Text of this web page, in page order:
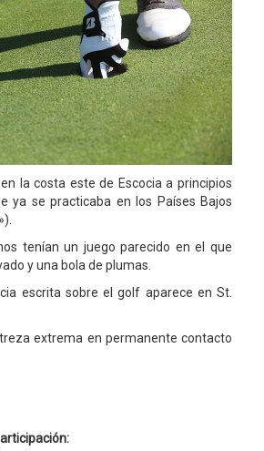
la costa este de Escocia a principios
ya se practicaba en los Países Bajos
tenían un juego parecido en el que
y una bola de plumas.
escrita sobre el golf aparece en St.
extrema en permanente contacto